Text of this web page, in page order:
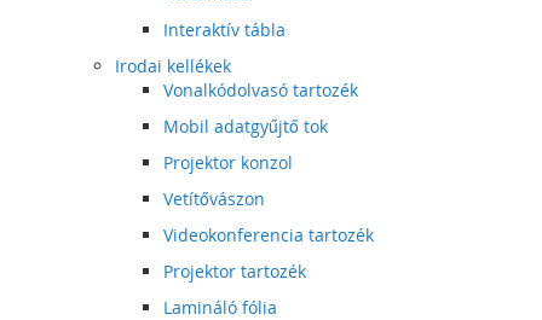
Interaktív tábla
Irodai kellékek
Vonalkódolvasó tartozék
Mobil adatgyűjtő tok
Projektor konzol
Vetítővászon
Videokonferencia tartozék
Projektor tartozék
Lamináló fólia